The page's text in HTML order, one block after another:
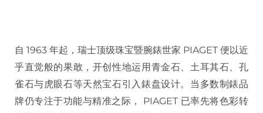
自 1963 年起，瑞士顶级珠宝暨腕錶世家 PIAGET 便以近
乎直觉般的果敢，开创性地运用青金石、土耳其石、孔
雀石与虎眼石等天然宝石引入錶盘设计。当多数制錶品
牌仍专注于功能与精准之际， PIAGET 已率先将色彩转